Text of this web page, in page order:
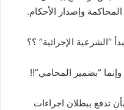
وإصدار الأحكام.
الإجرائية” ؟؟
وإنما “بضمير المحامي”!!
تدفع ببطلان اجراءات